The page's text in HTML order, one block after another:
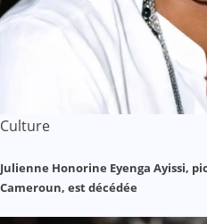
Culture
Julienne Honorine Eyenga Ayissi,
Cameroun, est décédée